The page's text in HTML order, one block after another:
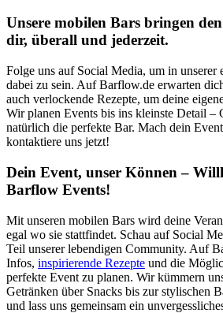
Unsere mobilen Bars bringen
dir, überall und jederzeit.
Folge uns auf Social Media, um in
dabei zu sein. Auf Barflow.de erwarten
auch verlockende Rezepte, um deine
Wir planen Events bis ins kleinste Detail –
natürlich die perfekte Bar. Mach dein
kontaktiere uns jetzt!
Dein Event, unser Können –
Barflow Events!
Mit unseren mobilen Bars wird deine
egal wo sie stattfindet. Schau auf Social
Teil unserer lebendigen Community. Auf
Infos, inspirierende Rezepte und die
perfekte Event zu planen. Wir kümmern
Getränken über Snacks bis zur stylischen
und lass uns gemeinsam ein